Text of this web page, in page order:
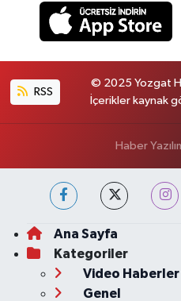
RSS
© 2025 Yozgat
İçerikler kaynak
Haber
Ana Sayfa
Kategoriler
Video Haberler
Genel